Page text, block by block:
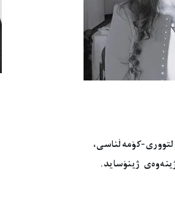
کۆمەڵناسی،
ژینۆساید.